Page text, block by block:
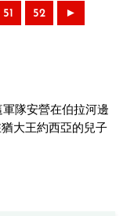
51 52 ►
隊安營在伯拉河邊
大王約西亞的兒子